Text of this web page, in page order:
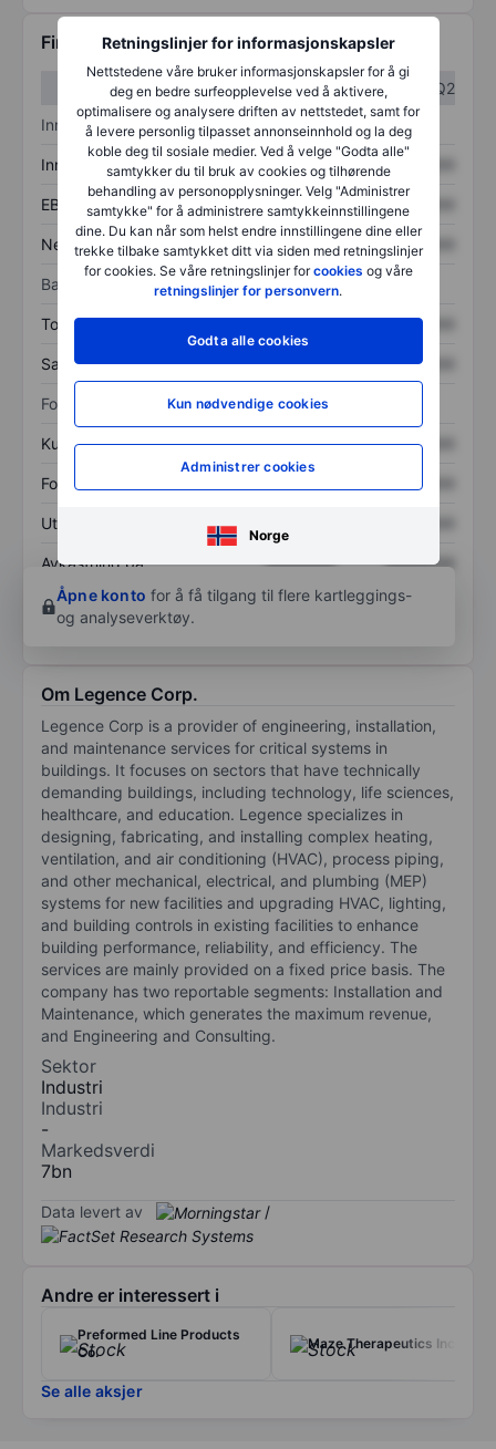
Retningslinjer for informasjonskapsler
Nettstedene våre bruker informasjonskapsler for å gi
deg en bedre surfeopplevelse ved å aktivere,
optimalisere og analysere driften av nettstedet, samt for
å levere personlig tilpasset annonseinnhold og la deg
koble deg til sosiale medier. Ved å velge "Godta alle"
samtykker du til bruk av cookies og tilhørende
behandling av personopplysninger. Velg "Administrer
samtykke" for å administrere samtykkeinnstillingene
dine. Du kan når som helst endre innstillingene dine eller
trekke tilbake samtykket ditt via siden med retningslinjer
for cookies. Se våre retningslinjer forcookies og våre
retningslinjer for personvern.
Godta alle cookies
Kun nødvendige cookies
Administrer cookies
Norge
Finansiell informasjon
Q1
Q2
Inntektsoversikt
Inntekter XXXXXXX XXXXXXX
EBITDA XXXXXXX XXXXXXX
Nettoinntekt XXXXXXX XXXXXXX
Balanse
Totale eiendeler XXXXXXX XXXXXXX
Samlet gjeld XXXXXXX XXXXXXX
Forholdstall
Kurs/salg XXXXXXX XXXXXXX
Fortjeneste per aksje XXXXXXX
Utbytte per aksje
Avkastning på
egenkapital
XXXXXXX
XXXXXXX
Åpne konto for å få tilgang til flere kartleggings-
og analyseverktøy.
Om Legence Corp.
Legence Corp is a provider of engineering, installation,
and maintenance services for critical systems in
buildings. It focuses on sectors that have technically
demanding buildings, including technology, life sciences,
healthcare, and education. Legence specializes in
designing, fabricating, and installing complex heating,
ventilation, and air conditioning (HVAC), process piping,
and other mechanical, electrical, and plumbing (MEP)
systems for new facilities and upgrading HVAC, lighting,
and building controls in existing facilities to enhance
building performance, reliability, and efficiency. The
services are mainly provided on a fixed price basis. The
company has two reportable segments: Installation and
Maintenance, which generates the maximum revenue,
and Engineering and Consulting.
Sektor
Industri
Industri
-
Markedsverdi
7bn
Data levert av /
Andre er interessert i
Preformed Line Products
Co.
Maze Therapeutics Inc.
Se alle aksjer